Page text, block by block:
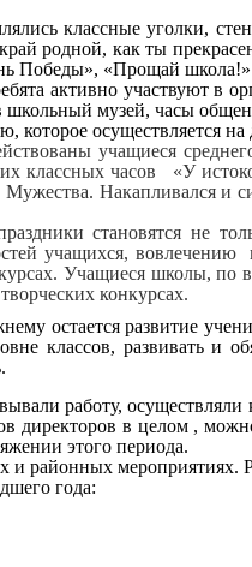
классные уголки,
родной, как ты
Победы», «Прощай школа!»
участвуют в
музей, часы
осуществляется на
учащиеся
классных часов «У
Накапливался и
становятся не
учащихся,
Учащиеся школы, по
конкурсах.
остается развитие
классов, развивать и
работу,
в целом ,
этого периода.
мероприятиях.
года: